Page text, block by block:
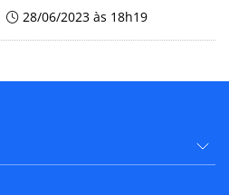
28/06/2023 às 18h19